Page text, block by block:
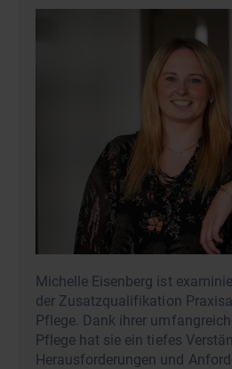
Michelle Eisenberg ist
der Zusatzqualifikation
Pflege. Dank ihrer
Pflege hat sie ein tiefes
Herausforderungen und